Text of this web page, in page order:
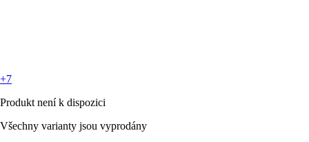
+7
Produkt není k dispozici
Všechny varianty jsou vyprodány